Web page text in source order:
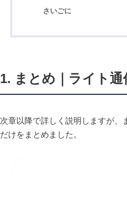
さいごに
1. まとめ｜ライト
次章以降で詳しく説明しますが、
だけをまとめました。